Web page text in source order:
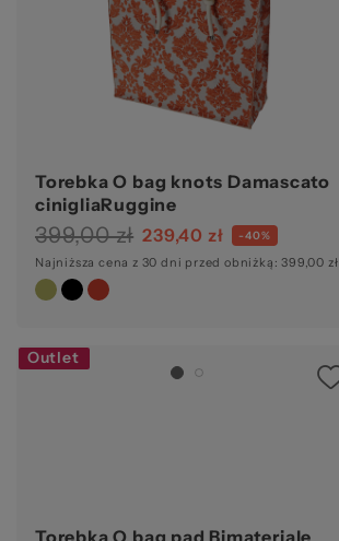
Torebka O bag knots Damascato
cinigliaRuggine
399,00 zł 239,40 zł -40%
Najniższa cena z 30 dni przed obniżką: 399,00 zł
Outlet